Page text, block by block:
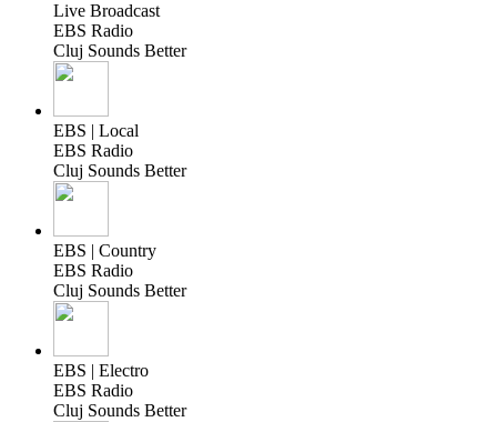
Live Broadcast
EBS Radio
Cluj Sounds Better
EBS | Local
EBS Radio
Cluj Sounds Better
EBS | Country
EBS Radio
Cluj Sounds Better
EBS | Electro
EBS Radio
Cluj Sounds Better